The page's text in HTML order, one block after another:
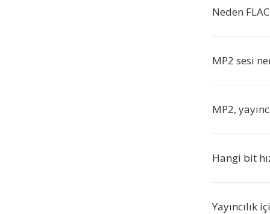
Neden
MP2 sesi
MP2,
Hangi bit